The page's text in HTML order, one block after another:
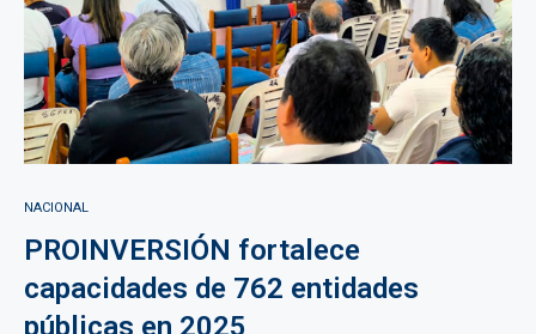
NACIONAL
PROINVERSIÓN fortalece
capacidades de 762 entidades
públicas en 2025